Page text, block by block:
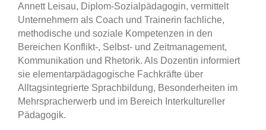
Annett Leisau, Diplom-Sozialpädagogin, vermittelt
Unternehmern als Coach und Trainerin fachliche,
methodische und soziale Kompetenzen in den
Bereichen Konflikt-, Selbst- und Zeitmanagement,
Kommunikation und Rhetorik. Als Dozentin informiert
sie elementarpädagogische Fachkräfte über
Alltagsintegrierte Sprachbildung, Besonderheiten im
Mehrspracherwerb und im Bereich Interkultureller
Pädagogik.